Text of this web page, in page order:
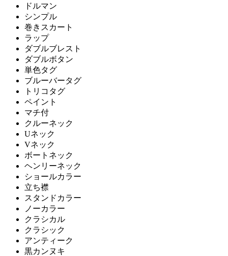
ドルマン
シンプル
巻きスカート
ラップ
ダブルブレスト
ダブルボタン
単色タグ
ブルーバータグ
トリコタグ
ペイント
マチ付
クルーネック
Uネック
Vネック
ボートネック
ヘンリーネック
ショールカラー
立ち襟
スタンドカラー
ノーカラー
クラシカル
クラシック
アンティーク
黒カンヌキ